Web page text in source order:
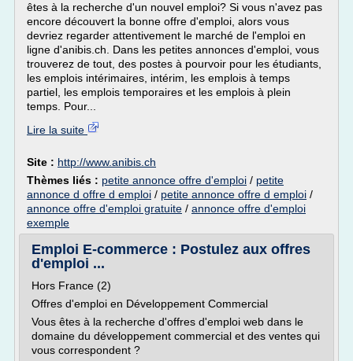
êtes à la recherche d'un nouvel emploi? Si vous n'avez pas
encore découvert la bonne offre d'emploi, alors vous
devriez regarder attentivement le marché de l'emploi en
ligne d'anibis.ch. Dans les petites annonces d'emploi, vous
trouverez de tout, des postes à pourvoir pour les étudiants,
les emplois intérimaires, intérim, les emplois à temps
partiel, les emplois temporaires et les emplois à plein
temps. Pour...
Lire la suite
Site : http://www.anibis.ch
Thèmes liés : petite annonce offre d'emploi / petite
annonce d offre d emploi / petite annonce offre d emploi /
annonce offre d'emploi gratuite / annonce offre d'emploi
exemple
Emploi E-commerce : Postulez aux offres
d'emploi ...
Hors France (2)
Offres d'emploi en Développement Commercial
Vous êtes à la recherche d'offres d'emploi web dans le
domaine du développement commercial et des ventes qui
vous correspondent ?